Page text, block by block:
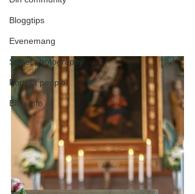
Bloggtips
Evenemang
Street photography
Portrait people
Blog info